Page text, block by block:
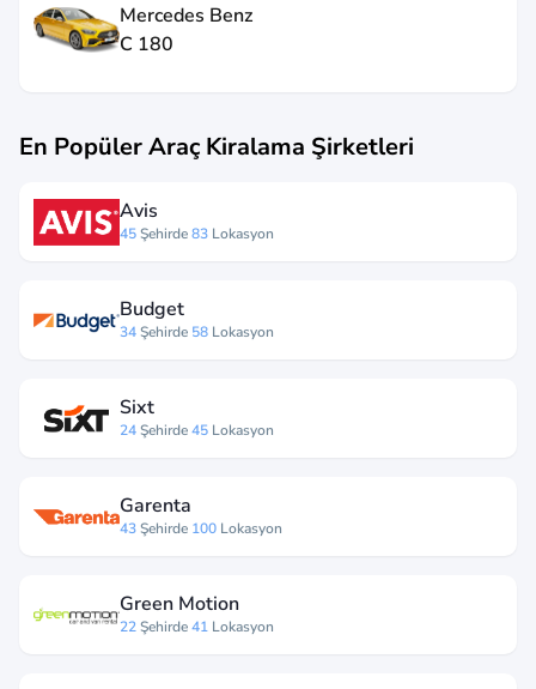
Mercedes Benz
C 180
En Popüler Araç Kiralama Şirketleri
Avis
45Şehirde83 Lokasyon
Budget
34Şehirde 58 Lokasyon
Sixt
24Şehirde45 Lokasyon
Garenta
43Şehirde 100 Lokasyon
Green Motion
22Şehirde41 Lokasyon